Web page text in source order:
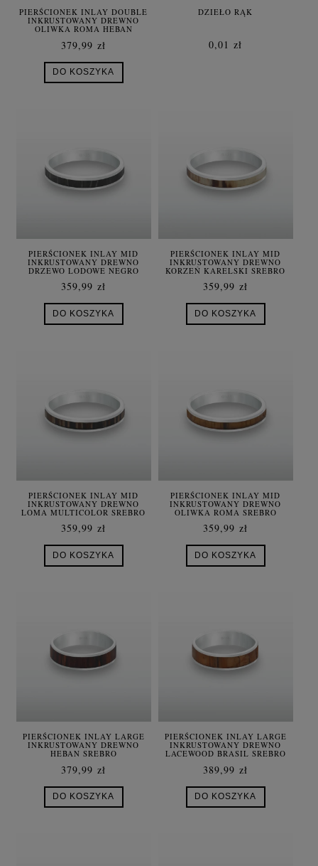
PIERŚCIONEK INLAY DOUBLE
INKRUSTOWANY DREWNO
OLIWKA ROMA HEBAN
379,99 zł
DO KOSZYKA
DZIEŁO RĄK
0,01 zł
PIERŚCIONEK INLAY MID
INKRUSTOWANY DREWNO
DRZEWO LODOWE NEGRO
359,99 zł
DO KOSZYKA
PIERŚCIONEK INLAY MID
INKRUSTOWANY DREWNO
KORZEŃ KARELSKI SREBRO
359,99 zł
DO KOSZYKA
PIERŚCIONEK INLAY MID
INKRUSTOWANY DREWNO
LOMA MULTICOLOR SREBRO
359,99 zł
DO KOSZYKA
PIERŚCIONEK INLAY MID
INKRUSTOWANY DREWNO
OLIWKA ROMA SREBRO
359,99 zł
DO KOSZYKA
PIERŚCIONEK INLAY LARGE
INKRUSTOWANY DREWNO
HEBAN SREBRO
379,99 zł
DO KOSZYKA
PIERŚCIONEK INLAY LARGE
INKRUSTOWANY DREWNO
LACEWOOD BRASIL SREBRO
389,99 zł
DO KOSZYKA